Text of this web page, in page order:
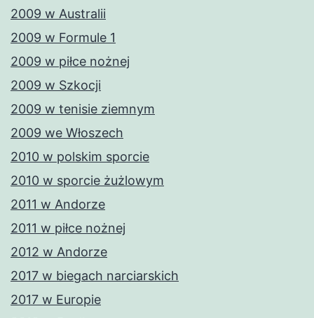
2009 w Australii
2009 w Formule 1
2009 w piłce nożnej
2009 w Szkocji
2009 w tenisie ziemnym
2009 we Włoszech
2010 w polskim sporcie
2010 w sporcie żużlowym
2011 w Andorze
2011 w piłce nożnej
2012 w Andorze
2017 w biegach narciarskich
2017 w Europie